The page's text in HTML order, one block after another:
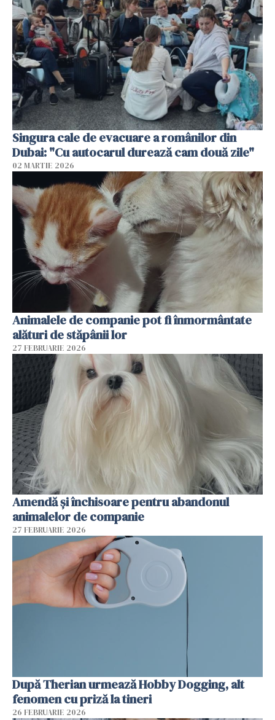
Singura cale de evacuare a românilor din
Dubai: "Cu autocarul durează cam două zile"
02 MARTIE 2026
Animalele de companie pot fi înmormântate
alături de stăpânii lor
27 FEBRUARIE 2026
Amendă și închisoare pentru abandonul
animalelor de companie
27 FEBRUARIE 2026
După Therian urmează Hobby Dogging, alt
fenomen cu priză la tineri
26 FEBRUARIE 2026